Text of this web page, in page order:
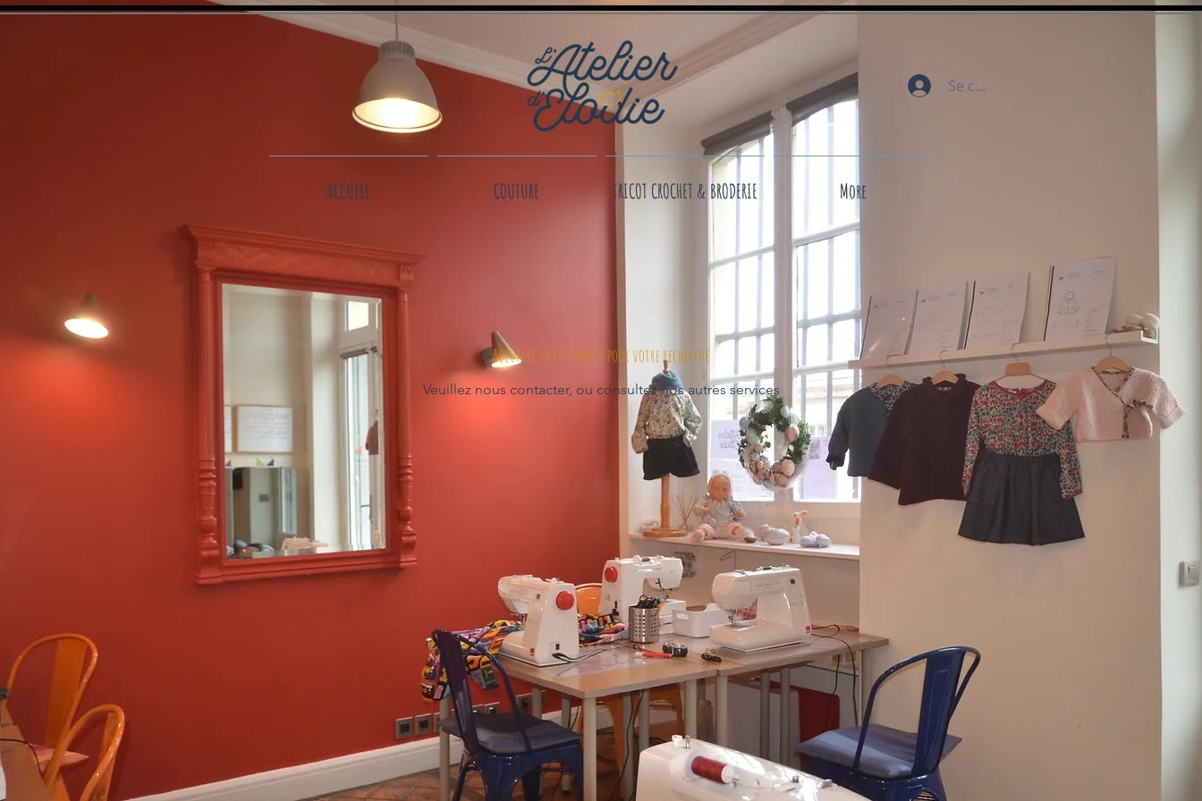
Se connecter
ACCUEIL COUTURE TRICOT CROCHET & BRODERIE More
Aucun résultat trouvé pour votre recherche
Veuillez nous contacter, ou consultez nos autres services